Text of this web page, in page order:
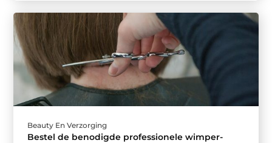
Beauty En Verzorging
Bestel de benodigde professionele wimper-